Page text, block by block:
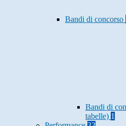
Bandi di concorso
Bandi di
tabelle) 1